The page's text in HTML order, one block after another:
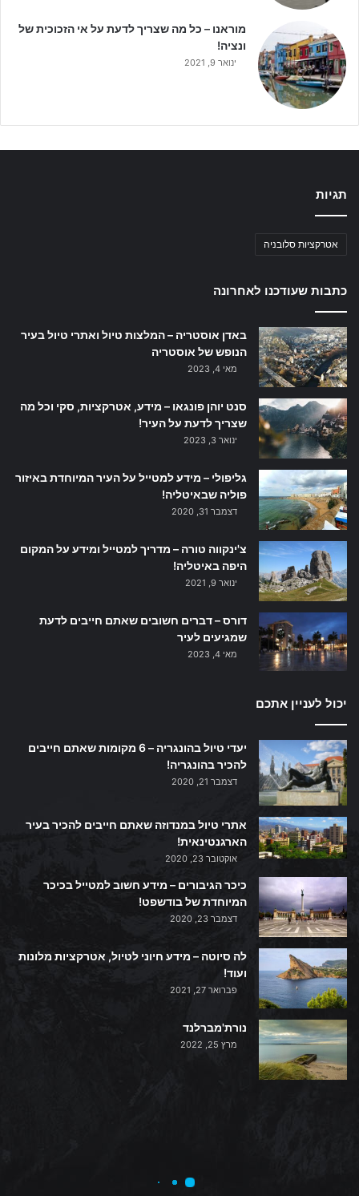
מוראנו – כל מה שצריך לדעת על אי הזכוכית של
ונציה!
ינואר 9, 2021
תגיות
אטרקציות סלובניה
כתבות שעודכנו לאחרונה
באדן אוסטריה – המלצות טיול ואתרי טיול בעיר
הנופש של אוסטריה
מאי 4, 2023
סנט יוהן פונגאו – מידע, אטרקציות, סקי וכל מה
שצריך לדעת על העיר!
ינואר 3, 2023
גליפולי – מידע למטייל על העיר המיוחדת באיזור
פוליה שבאיטליה!
דצמבר 31, 2020
צ'ינקווה טורה – מדריך למטייל ומידע על המקום
היפה באיטליה!
ינואר 9, 2021
דורס – דברים חשובים שאתם חייבים לדעת
שמגיעים לעיר
מאי 4, 2023
יכול לעניין אתכם
יעדי טיול בהונגריה – 6 מקומות שאתם חייבים
להכיר בהונגריה!
דצמבר 21, 2020
אתרי טיול במנדוזה שאתם חייבים להכיר בעיר
הארגנטינאית!
אוקטובר 23, 2020
כיכר הגיבורים – מידע חשוב למטייל בכיכר
המיוחדת של בודשפט!
דצמבר 23, 2020
לה סיוטה – מידע חיוני לטיול, אטרקציות מלונות
ועוד!
פברואר 27, 2021
נורת'מברלנד
מרץ 25, 2022